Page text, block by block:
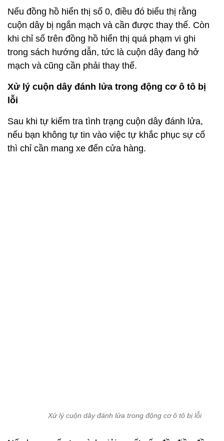
Nếu đồng hồ hiển thị số 0, điều đó biểu thị rằng
cuộn dây bị ngắn mạch và cần được thay thế. Còn
khi chỉ số trên đồng hồ hiển thị quá phạm vi ghi
trong sách hướng dẫn, tức là cuộn dây đang hở
mạch và cũng cần phải thay thế.
Xử lý cuộn dây đánh lửa trong động cơ ô tô bị
lỗi
Sau khi tự kiểm tra tình trạng cuộn dây đánh lửa,
nếu bạn không tự tin vào việc tự khắc phục sự cố
thì chỉ cần mang xe đến cửa hàng.
Xử lý cuộn dây đánh lửa trong động cơ ô tô bị lỗi